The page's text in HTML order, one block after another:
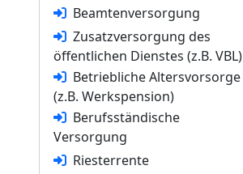
Beamtenversorgung
Zusatzversorgung des
öffentlichen Dienstes (z.B. VBL)
Betriebliche Altersvorsorge
(z.B. Werkspension)
Berufsständische
Versorgung
Riesterrente